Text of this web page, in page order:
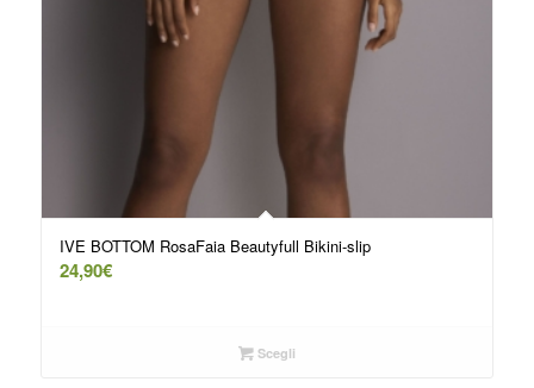
IVE BOTTOM RosaFaia Beautyfull Bikini-slip
24,90€
Scegli